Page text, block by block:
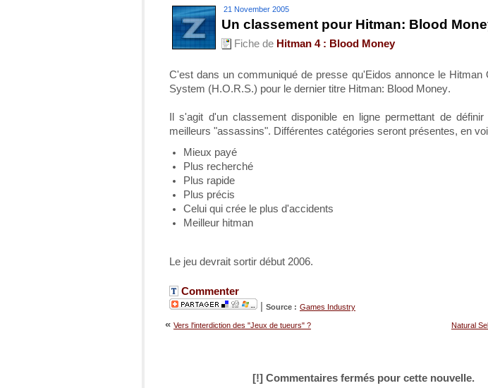
21 November 2005
Un classement pour Hitman: Blood
Fiche de Hitman 4 : Blood Money
C'est dans un communiqué de presse qu'Eidos annonce le Hitman
System (H.O.R.S.) pour le dernier titre Hitman: Blood Money.
Il s'agit d'un classement disponible en ligne permettant de
meilleurs "assassins". Différentes catégories seront présentes, en
Mieux payé
Plus recherché
Plus rapide
Plus précis
Celui qui crée le plus d'accidents
Meilleur hitman
Le jeu devrait sortir début 2006.
Commenter
Source : Games Industry
Natural
« Vers l'interdiction des "Jeux de tueurs" ?
[!] Commentaires fermés pour cette nouvelle.